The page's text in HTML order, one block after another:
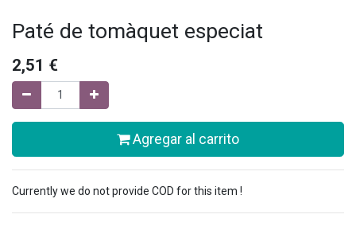
Paté de tomàquet especiat
2,51 €
Agregar al carrito
Currently we do not provide COD for this item !